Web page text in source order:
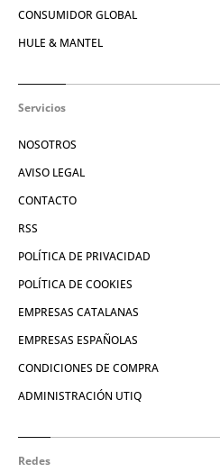
CONSUMIDOR GLOBAL
HULE & MANTEL
Servicios
NOSOTROS
AVISO LEGAL
CONTACTO
RSS
POLÍTICA DE PRIVACIDAD
POLÍTICA DE COOKIES
EMPRESAS CATALANAS
EMPRESAS ESPAÑOLAS
CONDICIONES DE COMPRA
ADMINISTRACIÓN UTIQ
Redes